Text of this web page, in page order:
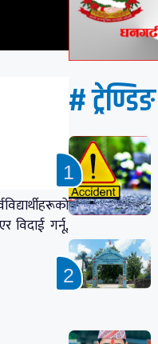
विदाई गर्नू,
# ट्रेण्डिङ